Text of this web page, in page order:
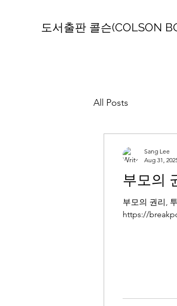
도서출판 콜슨(COLSON
All Posts
부모의
부모의 권리,
https://
Sang Lee
Aug 31,